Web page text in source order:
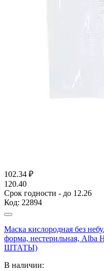
102.34 ₽
120.40
Срок годности - до 12.26
Код: 22894
Маска кислородная без
форма, нестерильная,
ШТАТЫ)
В наличии: